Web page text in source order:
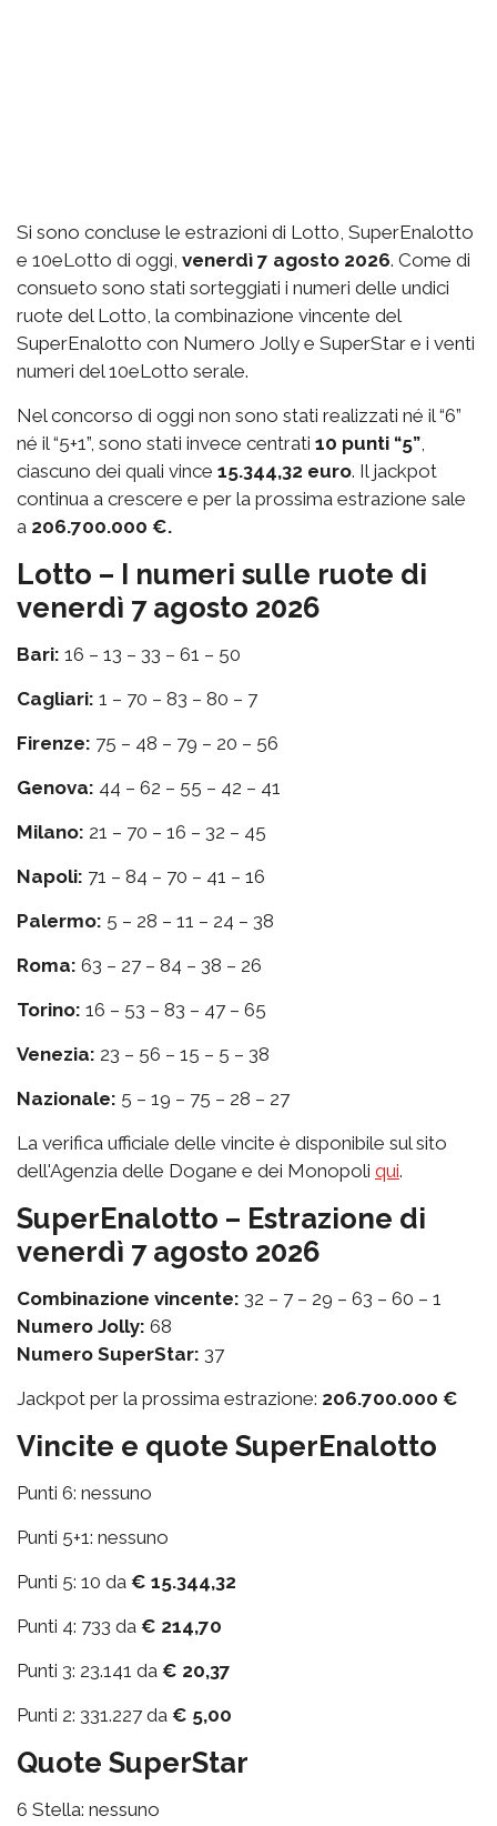
Si sono concluse le estrazioni di Lotto, SuperEnalotto
e 10eLotto di oggi, venerdì 7 agosto 2026. Come di
consueto sono stati sorteggiati i numeri delle undici
ruote del Lotto, la combinazione vincente del
SuperEnalotto con Numero Jolly e SuperStar e i venti
numeri del 10eLotto serale.
Nel concorso di oggi non sono stati realizzati né il “6”
né il “5+1”, sono stati invece centrati 10 punti “5”,
ciascuno dei quali vince 15.344,32 euro. Il jackpot
continua a crescere e per la prossima estrazione sale
a 206.700.000 €.
Lotto – I numeri sulle ruote di
venerdì 7 agosto 2026
Bari: 16 – 13 – 33 – 61 – 50
Cagliari: 1 – 70 – 83 – 80 – 7
Firenze: 75 – 48 – 79 – 20 – 56
Genova: 44 – 62 – 55 – 42 – 41
Milano: 21 – 70 – 16 – 32 – 45
Napoli: 71 – 84 – 70 – 41 – 16
Palermo: 5 – 28 – 11 – 24 – 38
Roma: 63 – 27 – 84 – 38 – 26
Torino: 16 – 53 – 83 – 47 – 65
Venezia: 23 – 56 – 15 – 5 – 38
Nazionale: 5 – 19 – 75 – 28 – 27
La verifica ufficiale delle vincite è disponibile sul sito
dell'Agenzia delle Dogane e dei Monopoli qui.
SuperEnalotto – Estrazione di
venerdì 7 agosto 2026
Combinazione vincente: 32 – 7 – 29 – 63 – 60 – 1
Numero Jolly: 68
Numero SuperStar: 37
Jackpot per la prossima estrazione: 206.700.000 €
Vincite e quote SuperEnalotto
Punti 6: nessuno
Punti 5+1: nessuno
Punti 5: 10 da € 15.344,32
Punti 4: 733 da € 214,70
Punti 3: 23.141 da € 20,37
Punti 2: 331.227 da € 5,00
Quote SuperStar
6 Stella: nessuno